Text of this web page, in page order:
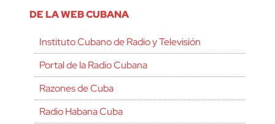
DE LA WEB CUBANA
Instituto Cubano de Radio y Televisión
Portal de la Radio Cubana
Razones de Cuba
Radio Habana Cuba